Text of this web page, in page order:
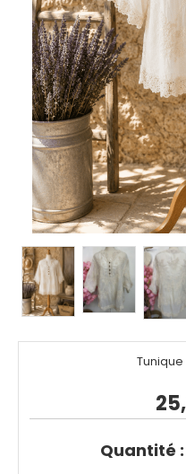
Tunique
Quantité :